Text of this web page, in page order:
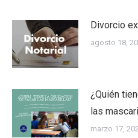
Divorcio
agosto 18,
¿Quién
las
marzo 17,